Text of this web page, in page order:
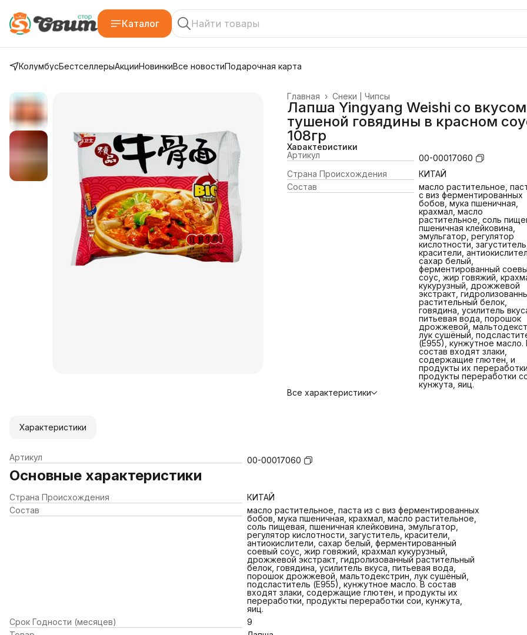
Каталог
КолумбусБестселлерыАкцииНовинкиВсе новостиПодарочная карта
Снеки | Чипсы
Главная ›
Лапша Yingyang Weishi со вкусом
тушеной говядины в красном
108гр
Характеристики
Артикул
00-00017060
Страна Происхождения
КИТАЙ
Состав
масло растительное,
с виз ферментированных
бобов, мука пшеничная,
крахмал, масло
растительное, соль
пшеничная клейковина,
эмульгатор, регулятор
кислотности, загуститель,
красители,
сахар белый,
ферментированный
соус, жир говяжий,
кукурузный, дрожжевой
экстракт,
растительный белок,
говядина, усилитель
питьевая вода, порошок
дрожжевой,
лук сушёный,
(Е955), кунжутное масло.
состав входят злаки,
содержащие глютен, и
продукты их переработки,
продукты переработки
кунжута, яиц.
Все характеристики
Характеристики
Артикул 00-00017060
Основные характеристики
Страна Происхождения
КИТАЙ
Состав
масло растительное, паста из с виз ферментированных
бобов, мука пшеничная, крахмал, масло растительное,
соль пищевая, пшеничная клейковина, эмульгатор,
регулятор кислотности, загуститель, красители,
антиокислители, сахар белый, ферментированный
соевый соус, жир говяжий, крахмал кукурузный,
дрожжевой экстракт, гидролизованный растительный
белок, говядина, усилитель вкуса, питьевая вода,
порошок дрожжевой, мальтодекстрин, лук сушёный,
подсластитель (Е955), кунжутное масло. В состав
входят злаки, содержащие глютен, и продукты их
переработки, продукты переработки сои, кунжута,
яиц.
Срок Годности (месяцев)
9